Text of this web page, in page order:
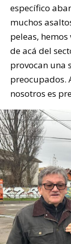
específico
muchos
peleas,
de acá del
provocan una
preocupados.
nosotros es